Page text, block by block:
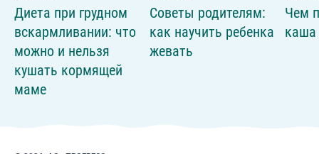
Диета при грудном
вскармливании: что
можно и нельзя
кушать кормящей
маме
Советы родителям:
как научить ребенка
жевать
Чем
каша